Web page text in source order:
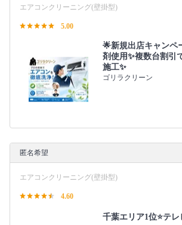
エアコンクリーニング(壁掛型)
5.00
🌟新規出店キャンペ
剤使用✨複数台割引
施工✨
ゴリラクリーン
匿名希望
エアコンクリーニング(壁掛型)
4.60
千葉エリア1位⭐テ